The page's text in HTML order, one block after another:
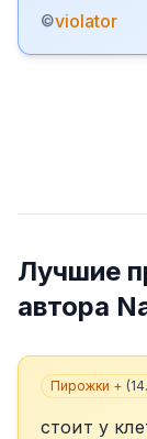
©violator
Лучшие
автора
Пирожки + (
стоит у